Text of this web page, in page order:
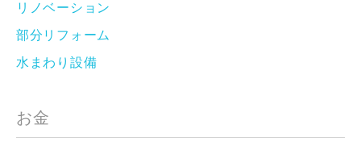
リノベーション
部分リフォーム
水まわり設備
お金